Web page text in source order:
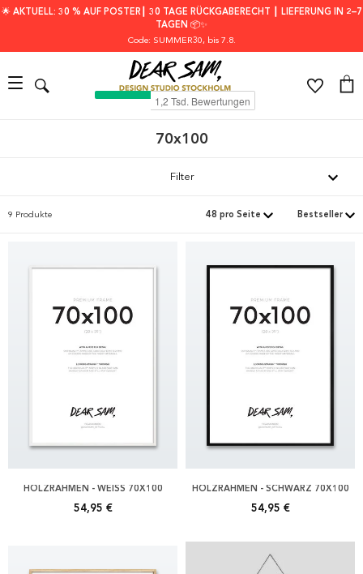
🌟 AKTUELL: 30 % AUF POSTER┃ 30 TAGE RÜCKGABERECHT ┃ LIEFERUNG IN 2–7
TAGEN 📦✨
Code: SUMMER30, bis 7.8.
70x100
Filter
9 Produkte
HOLZRAHMEN - WEISS 70X100
54,95 €
HOLZRAHMEN - SCHWARZ 70X100
54,95 €